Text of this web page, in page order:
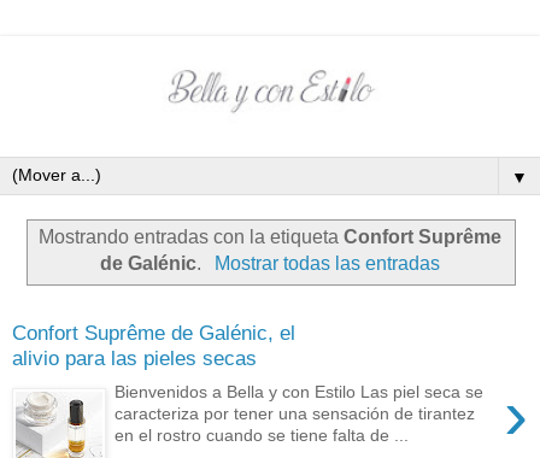
▼
Mostrando entradas con la etiqueta Confort Suprême
de Galénic. Mostrar todas las entradas
Confort Suprême de Galénic, el
alivio para las pieles secas
›
Bienvenidos a Bella y con Estilo Las piel seca se
caracteriza por tener una sensación de tirantez
en el rostro cuando se tiene falta de ...